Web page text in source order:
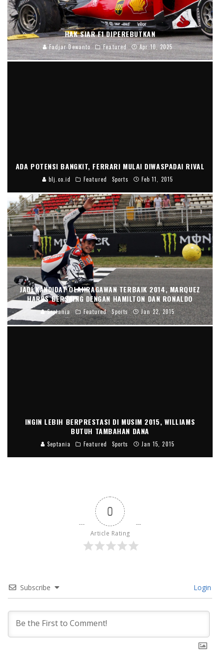
HAK SIAR F1 DIPEREBUTKAN
Fadjar Dewanto Featured Apr 10, 2025
ADA POTENSI BANGKIT, FERRARI MULAI DIWASPADAI RIVAL
blj.co.id Featured Sports Feb 11, 2015
JADI KANDIDAT OLAHRAGAWAN TERBAIK 2014, MARQUEZ
HARUS BERSAING DENGAN HAMILTON DAN RONALDO
Septania Featured Sports Jan 22, 2015
INGIN LEBIH BERPRESTASI DI MUSIM 2015, WILLIAMS
BUTUH TAMBAHAN DANA
Septania Featured Sports Jan 15, 2015
0
Article Rating
Subscribe Login